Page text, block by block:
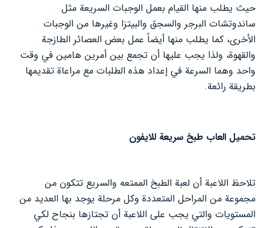
حيث يطلب منها القيام بعمل الوجبات السريعة مثل
ساندوتشات البرجر والسجق والبيتزا وغيرها من الوجبات
الأخرى، كما يطلب منها أيضاً عمل بعض العصائر الطازجة
والقهوة، ولذا يجب عليها أن تجمع بين أمرين هامين في وقت
واحد وهما السرعة في إعداد هذه الطلبات مع مراعاة تقديمها
بطريقة رائعة.
تحميل العاب طبخ سريعة للايفون
تلاحظ اللاعبة أن لعبة الطبخ الممتعه والسريع تتكون من
مجموعة من المراحل المتعددة وكل مرحلة يوجد بها العديد من
المستويات والتي يجب على اللاعبة أن تجتازها بنجاح لكي